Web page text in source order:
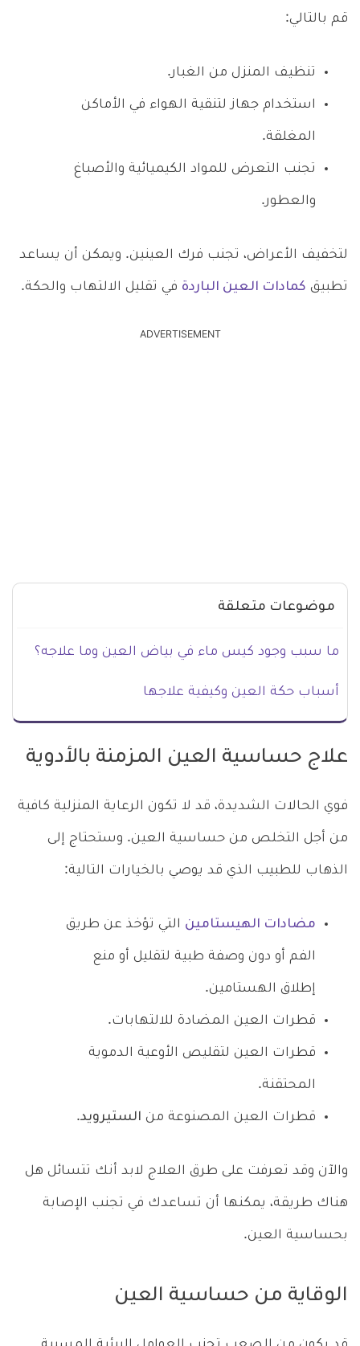
قم بالتالي:
تنظيف المنزل من الغبار.
استخدام جهاز لتنقية الهواء في الأماكن
المغلقة.
تجنب التعرض للمواد الكيميائية والأصباغ
والعطور.
لتخفيف الأعراض، تجنب فرك العينين. ويمكن أن يساعد
تطبيق كمادات العين الباردة في تقليل الالتهاب والحكة.
ADVERTISEMENT
موضوعات متعلقة
ما سبب وجود كيس ماء في بياض العين وما علاجه؟
أسباب حكة العين وكيفية علاجها
علاج حساسية العين المزمنة بالأدوية
فوي الحالات الشديدة، قد لا تكون الرعاية المنزلية كافية
من أجل التخلص من حساسية العين. وستحتاج إلى
الذهاب للطبيب الذي قد يوصي بالخيارات التالية:
مضادات الهيستامين التي تؤخذ عن طريق
الفم أو دون وصفة طبية لتقليل أو منع
إطلاق الهستامين.
قطرات العين المضادة للالتهابات.
قطرات العين لتقليص الأوعية الدموية
المحتقنة.
قطرات العين المصنوعة من الستيرويد.
والآن وقد تعرفت على طرق العلاج لابد أنك تتسائل هل
هناك طريقة، يمكنها أن تساعدك في تجنب الإصابة
بحساسية العين.
الوقاية من حساسية العين